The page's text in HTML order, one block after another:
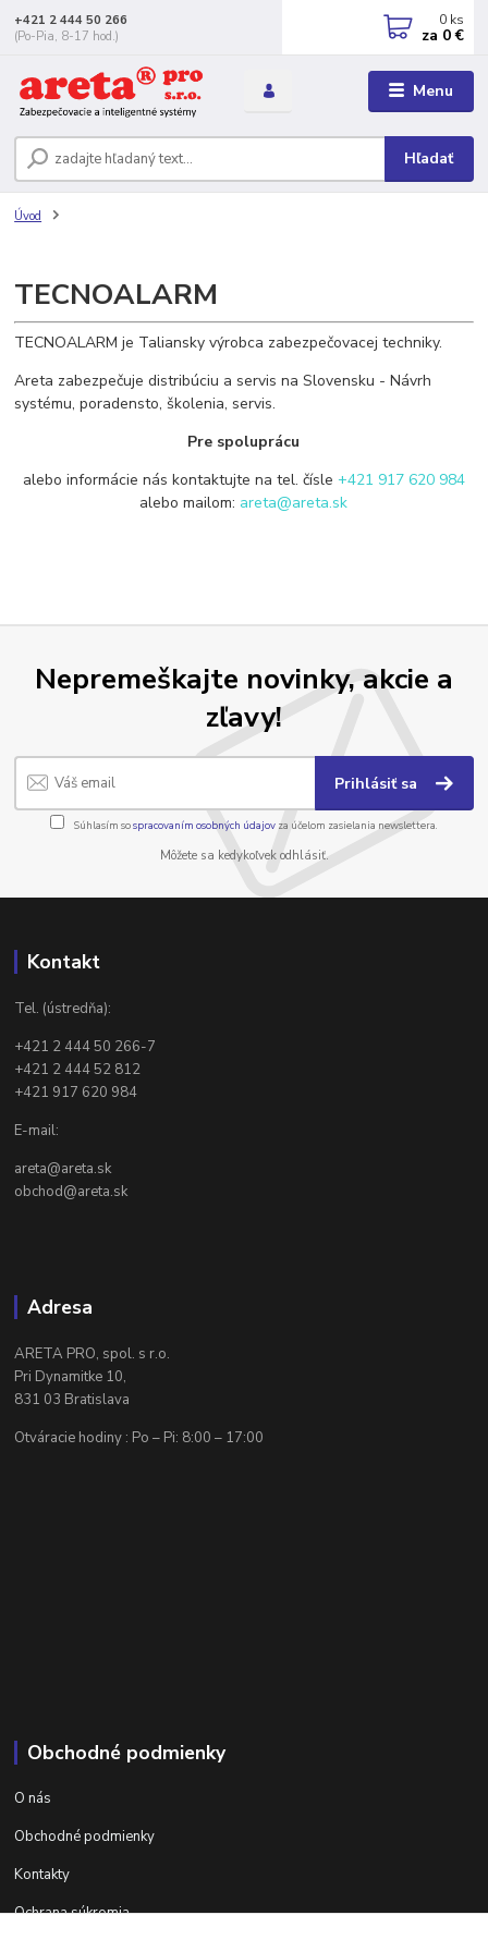
Menu
Hľadať
+421 2 444 50 266
(Po-Pia, 8-17 hod.)
0 ks
za 0 €
Úvod
TECNOALARM
TECNOALARM je Taliansky výrobca zabezpečovacej techniky.
Areta zabezpečuje distribúciu a servis na Slovensku - Návrh
systému, poradensto, školenia, servis.
Pre spoluprácu
alebo informácie nás kontaktujte na tel. čísle +421 917 620 984
alebo mailom: areta@areta.sk
Nepremeškajte novinky, akcie a
zľavy!
Prihlásiť sa
Súhlasím sospracovaním osobných údajov za účelom zasielania newslettera.
Môžete sa kedykoľvek odhlásiť.
Kontakt
Tel. (ústredňa):
+421 2 444 50 266-7
+421 2 444 52 812
+421 917 620 984
E-mail:
areta@areta.sk
obchod@areta.sk
Adresa
ARETA PRO, spol. s r.o.
Pri Dynamitke 10,
831 03 Bratislava
Otváracie hodiny : Po – Pi: 8:00 – 17:00
Obchodné podmienky
O nás
Obchodné podmienky
Kontakty
Ochrana súkromia